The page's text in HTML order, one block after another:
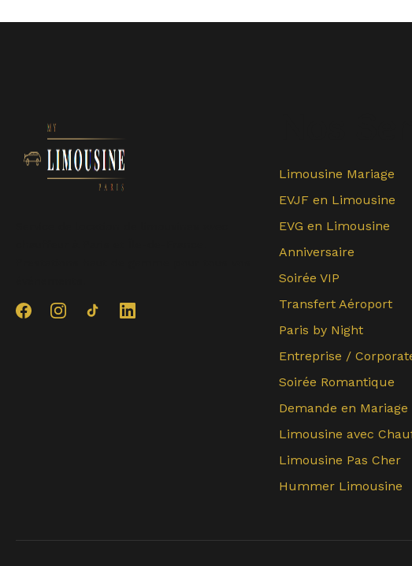
Limousine Mariage
EVJF en Limousine
EVG en Limousine
Anniversaire
Soirée VIP
Transfert Aéroport
Paris by Night
Entreprise /
Soirée Romantique
Demande en Mariage
Limousine avec
Limousine Pas Cher
Hummer Limousine